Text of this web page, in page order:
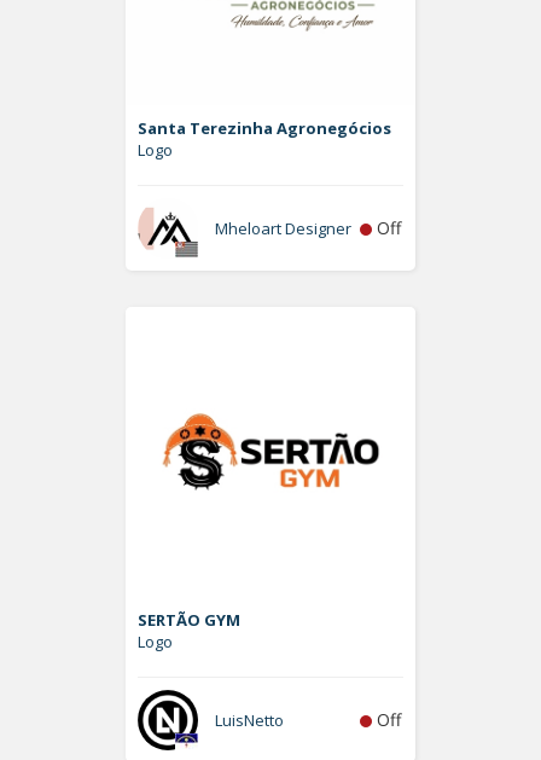
Santa Terezinha Agronegócios
Logo
Mheloart Designer Off
SERTÃO GYM
Logo
LuisNetto Off